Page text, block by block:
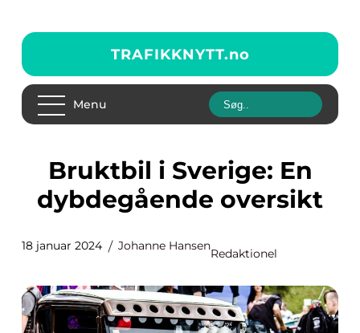
TRAFIKKNYTT.no
Menu
Bruktbil i Sverige: En
dybdegående oversikt
18 januar 2024 Johanne Hansen
Redaktionel